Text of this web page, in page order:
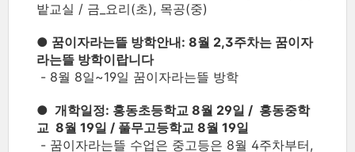
밭교실 / 금_요리(초), 목공(중)
● 꿈이자라는뜰 방학안내: 8월 2,3주차는 꿈이자
라는뜰 방학이랍니다
- 8월 8일~19일 꿈이자라는뜰 방학
● 개학일정: 홍동초등학교 8월 29일 / 홍동중학
교 8월 19일 / 풀무고등학교 8월 19일
- 꿈이자라는뜰 수업은 중고등은 8월 4주차부터,